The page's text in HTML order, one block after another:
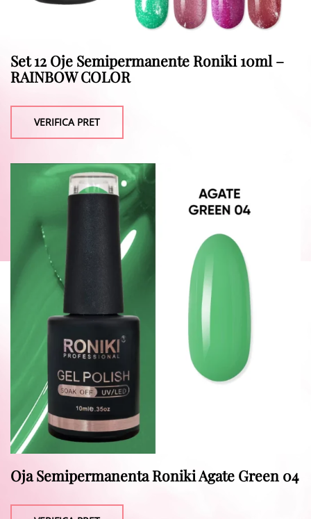
Set 12 Oje Semipermanente Roniki 10ml –
RAINBOW COLOR
VERIFICA PRET
Oja Semipermanenta Roniki Agate Green 04